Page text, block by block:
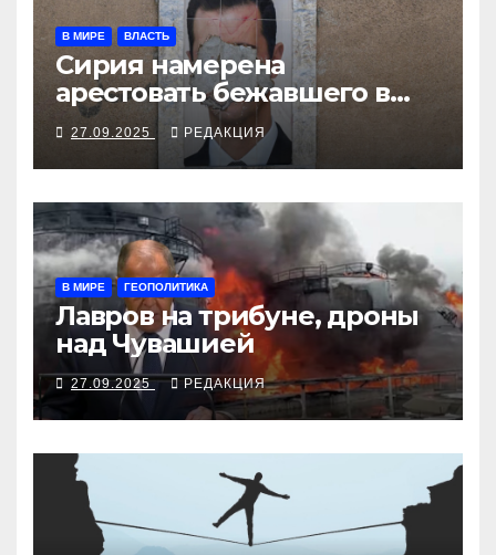
В МИРЕ ВЛАСТЬ
Сирия намерена
арестовать бежавшего в
Москву экс-диктатора
27.09.2025 РЕДАКЦИЯ
В МИРЕ ГЕОПОЛИТИКА
Лавров на трибуне, дроны
над Чувашией
27.09.2025 РЕДАКЦИЯ